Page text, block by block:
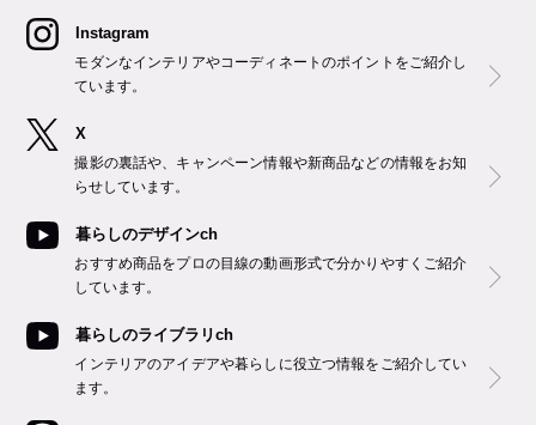
Instagram
モダンなインテリアやコーディネートのポイントをご紹介し
ています。
X
撮影の裏話や、キャンペーン情報や新商品などの情報をお知
らせしています。
暮らしのデザインch
おすすめ商品をプロの目線の動画形式で分かりやすくご紹介
しています。
暮らしのライブラリch
インテリアのアイデアや暮らしに役立つ情報をご紹介してい
ます。